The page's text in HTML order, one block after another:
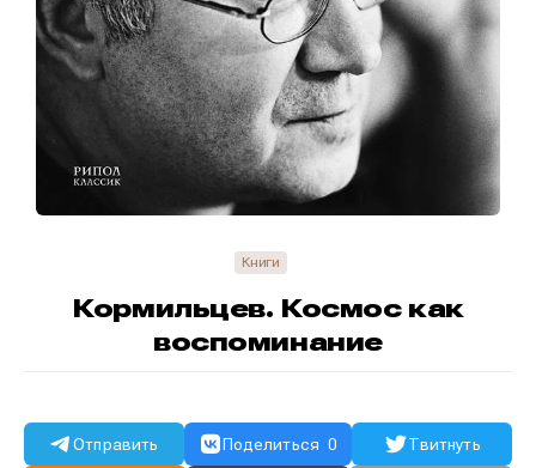
Книги
Кормильцев. Космос как
воспоминание
Отправить Поделиться 0 Твитнуть